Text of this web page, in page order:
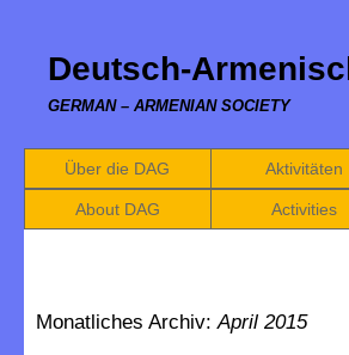
Deutsch-
GERMAN – ARMENIAN SOCIETY
Über die DAG Aktivitäten
About DAG Activities
Monatliches Archiv:April 2015